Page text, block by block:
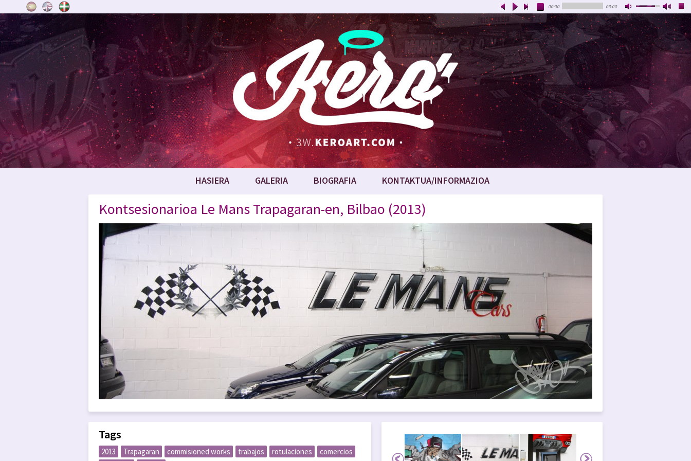
00:00 03:00
HASIERA GALERIA BIOGRAFIA KONTAKTUA/INFORMAZIOA
Kontsesionarioa Le Mans Trapagaran-en, Bilbao (2013)
Tags
2013 Trapagaran commisioned works trabajos rotulaciones
comercios